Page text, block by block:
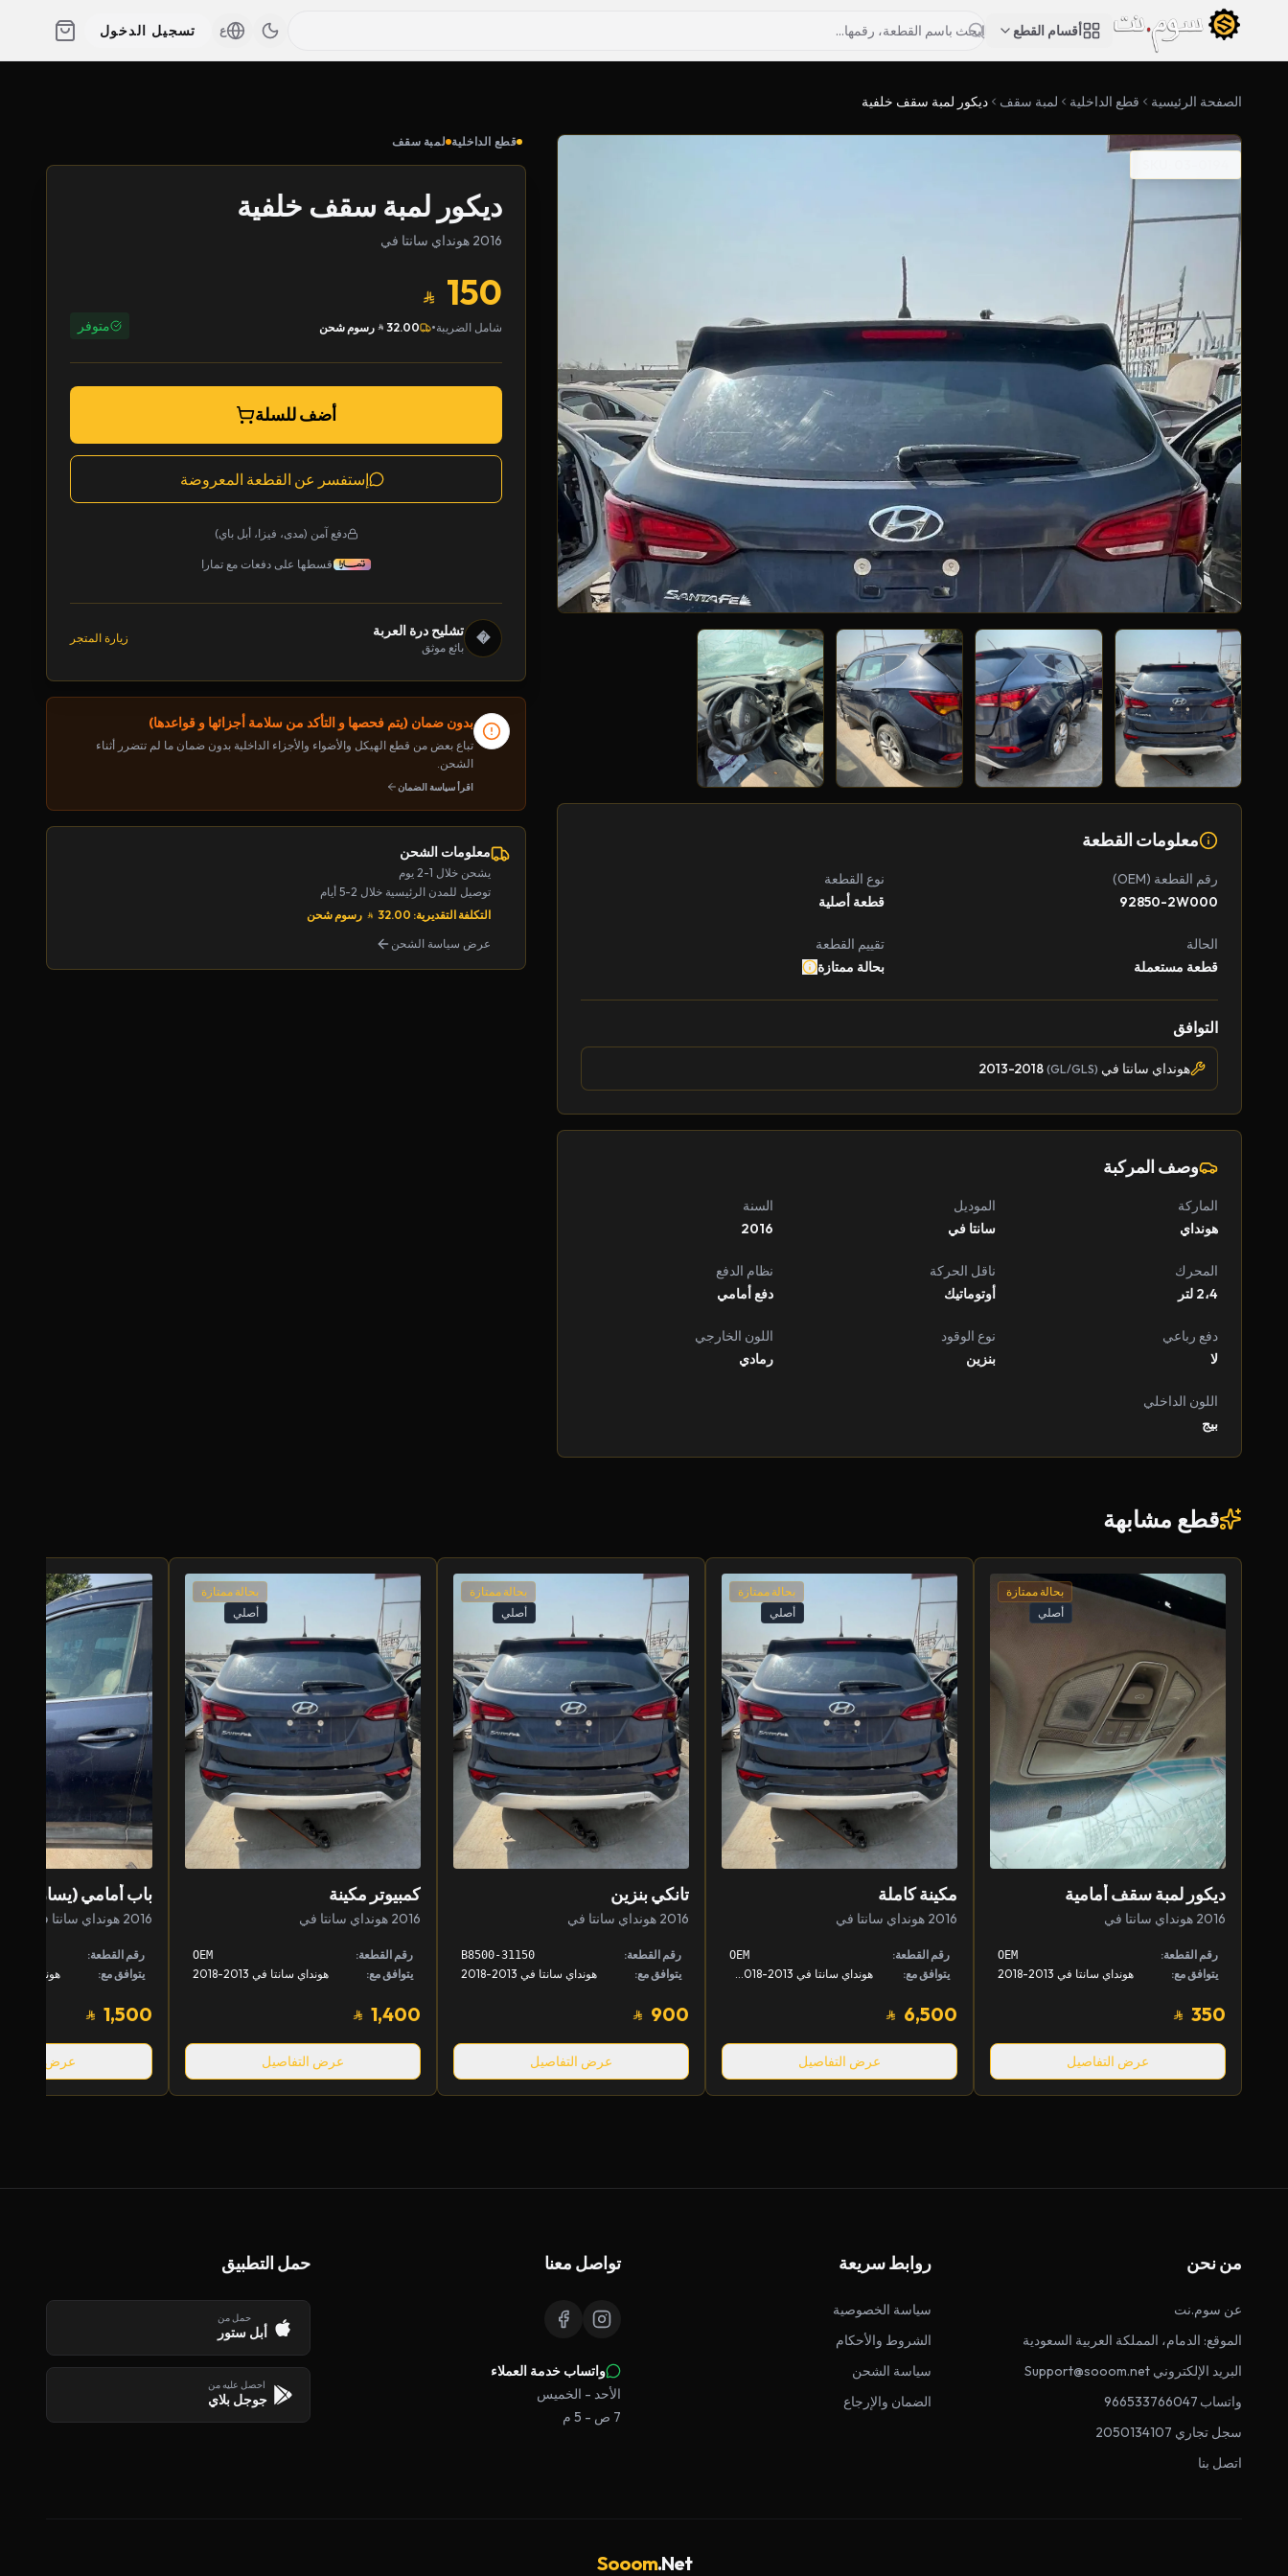
أقسام القطع ع تسجيل الدخول
الصفحة الرئيسية قطع الداخلية لمبة سقف ديكور لمبة سقف خلفية
معلومات القطعة
رقم القطعة (OEM)
92850-2W000
نوع القطعة
قطعة أصلية
الحالة
قطعة مستعملة
تقييم القطعة
بحالة ممتازة
التوافق
هونداي سانتا في (GL/GLS)
وصف المركبة
الماركة
هونداي
الموديل
سانتا في
السنة
2016
المحرك
2،4 لتر
ناقل الحركة
أوتوماتيك
نظام الدفع
دفع أمامي
دفع رباعي
لا
نوع الوقود
بنزين
اللون الخارجي
رمادي
اللون الداخلي
بيج
قطع الداخلية لمبة سقف
ديكور لمبة سقف خلفية
2016 هونداي سانتا في
150
شامل الضريبة•
32.00 رسوم شحن متوفر
أضف للسلة
إستفسر عن القطعة المعروضة
دفع آمن (مدى، فيزا، أبل باي)
قسطها على دفعات مع تمارا
� تشليح درة العربة
بائع موثق
زيارة المتجر
بدون ضمان (يتم فحصها و التأكد من سلامة أجزائها و قواعدها)
تباع بعض من قطع الهيكل والأضواء والأجزاء الداخلية بدون ضمان ما لم تتضرر أثناء
الشحن.
اقرأ سياسة الضمان
معلومات الشحن
يشحن خلال 1-2 يوم
توصيل للمدن الرئيسية خلال 2-5 أيام
التكلفة التقديرية: 32.00
رسوم شحن
عرض سياسة الشحن
قطع مشابهة
بحالة ممتازة
أصلي
ديكور لمبة سقف أمامية
2016 هونداي سانتا في
رقم القطعة: OEM
يتوافق مع: هونداي سانتا في 2013-2018
350
عرض التفاصيل
بحالة ممتازة
أصلي
مكينة كاملة
2016 هونداي سانتا في
رقم القطعة: OEM
يتوافق مع:
6,500
عرض التفاصيل
بحالة ممتازة
أصلي
تانكي بنزين
2016 هونداي سانتا في
رقم القطعة: 31150-B8500
يتوافق مع: هونداي سانتا في 2013-2018
900
عرض التفاصيل
بحالة ممتازة
أصلي
كمبيوتر مكينة
2016 هونداي سانتا في
رقم القطعة: OEM
يتوافق مع: هونداي سانتا في 2013-2018
1,400
عرض التفاصيل
باب أمامي (يسار)
2016 هونداي سانتا في
رقم القطعة:
يتوافق مع:
هونداي سانتا في
1,500
عرض
من نحن
عن سوم.نت
الموقع: الدمام، المملكة العربية السعودية
البريد الإلكتروني Support@sooom.net
واتساب 966533766047
سجل تجاري 2050134107
اتصل بنا
روابط سريعة
سياسة الخصوصية
الشروط والأحكام
سياسة الشحن
الضمان والإرجاع
تواصل معنا
واتساب خدمة العملاء
الأحد - الخميس
7 ص - 5 م
حمل التطبيق
حمل من
أبل ستور
احصل عليه من
جوجل بلاي
Sooom.Net